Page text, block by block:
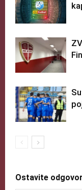
Ostavite odgovor